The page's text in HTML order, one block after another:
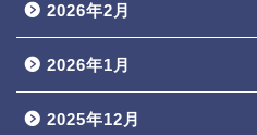
2026年2月
2026年1月
2025年12月